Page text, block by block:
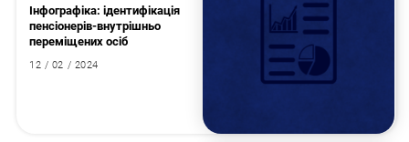
Інфографіка: ідентифікація
пенсіонерів-внутрішньо
переміщених осіб
12 / 02 / 2024